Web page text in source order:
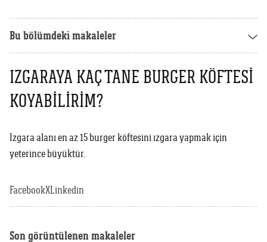
Ranch
Tüm Kömürlü Barbeküleri Görüntüle
Kılıflar
Ekipmanlar
Akıllı Cihazlar
Grill Akademi
Katalog
Mağaza Bulucu
Türkçe(tr)
Bu bölümdeki makaleler
IZGARAYA KAÇ TANE BURGER KÖFTESI
KOYABILIRIM?
Izgara alanı en az 15 burger köftesini ızgara yapmak için
yeterince büyüktür.
FacebookXLinkedin
Son görüntülenen makaleler